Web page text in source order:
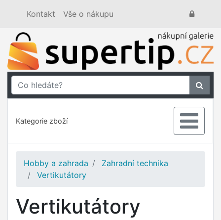
Kontakt Vše o nákupu
Kategorie zboží
Hobby a zahrada
Zahradní technika
Vertikutátory
Vertikutátory